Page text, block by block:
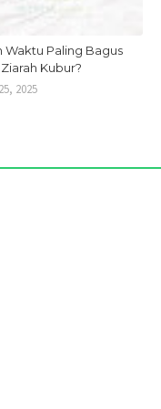
Waktu Paling Bagus
Kubur?
2025